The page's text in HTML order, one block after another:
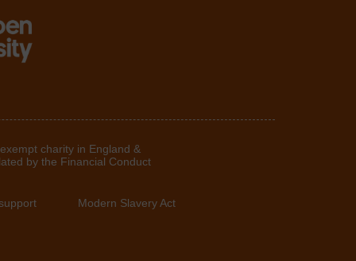
charity in England &
by the Financial Conduct
Modern Slavery Act